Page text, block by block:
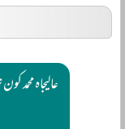
عالیجاہ محمد